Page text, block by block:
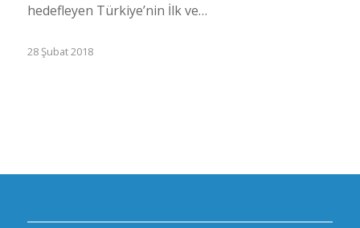
hedefleyen Türkiye’nin İlk ve…
28 Şubat 2018